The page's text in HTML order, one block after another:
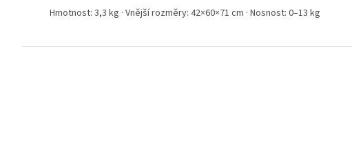
Hmotnost: 3,3 kg · Vnější rozměry: 42×60×71 cm · Nosnost: 0–13 kg